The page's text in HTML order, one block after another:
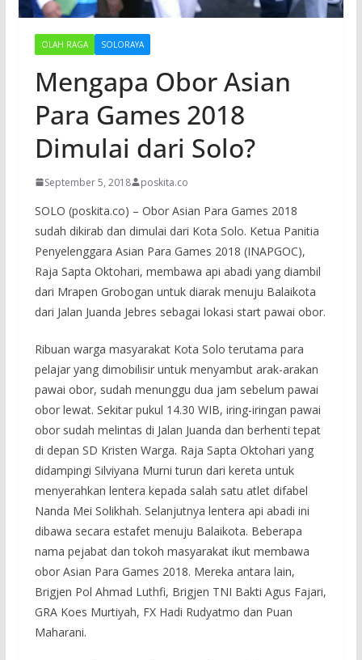
OLAH RAGA SOLORAYA
Mengapa Obor Asian
Para Games 2018
Dimulai dari Solo?
September 5, 2018 poskita.co
SOLO (poskita.co) – Obor Asian Para Games 2018
sudah dikirab dan dimulai dari Kota Solo. Ketua Panitia
Penyelenggara Asian Para Games 2018 (INAPGOC),
Raja Sapta Oktohari, membawa api abadi yang diambil
dari Mrapen Grobogan untuk diarak menuju Balaikota
dari Jalan Juanda Jebres sebagai lokasi start pawai obor.
Ribuan warga masyarakat Kota Solo terutama para
pelajar yang dimobilisir untuk menyambut arak-arakan
pawai obor, sudah menunggu dua jam sebelum pawai
obor lewat. Sekitar pukul 14.30 WIB, iring-iringan pawai
obor sudah melintas di Jalan Juanda dan berhenti tepat
di depan SD Kristen Warga. Raja Sapta Oktohari yang
didampingi Silviyana Murni turun dari kereta untuk
menyerahkan lentera kepada salah satu atlet difabel
Nanda Mei Solikhah. Selanjutnya lentera api abadi ini
dibawa secara estafet menuju Balaikota. Beberapa
nama pejabat dan tokoh masyarakat ikut membawa
obor Asian Para Games 2018. Mereka antara lain,
Brigjen Pol Ahmad Luthfi, Brigjen TNI Bakti Agus Fajari,
GRA Koes Murtiyah, FX Hadi Rudyatmo dan Puan
Maharani.